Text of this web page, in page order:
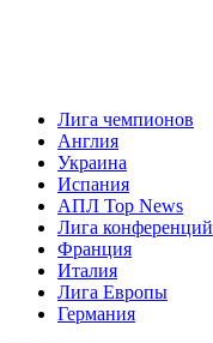
Лига чемпионов
Англия
Украина
Испания
АПЛ Top News
Лига конференций
Франция
Италия
Лига Европы
Германия